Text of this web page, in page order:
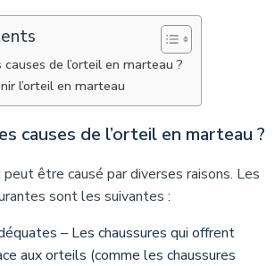
de l’orteil en marteau ?
l’orteil en marteau
causes de l’orteil en marteau ?
peut être causé par diverses raisons. Les
sont les suivantes :
– Les chaussures qui offrent
aux orteils (comme les chaussures